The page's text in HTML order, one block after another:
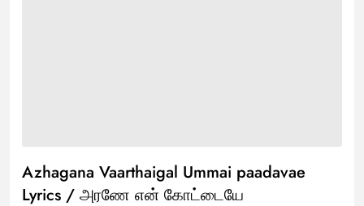
Azhagana Vaarthaigal Ummai paadavae
Lyrics / அரணே என் கோட்டையே